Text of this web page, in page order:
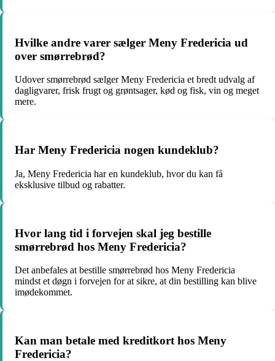
Hvilke andre varer sælger Meny Fredericia ud
over smørrebrød?
Udover smørrebrød sælger Meny Fredericia et bredt udvalg af
dagligvarer, frisk frugt og grøntsager, kød og fisk, vin og meget
mere.
Har Meny Fredericia nogen kundeklub?
Ja, Meny Fredericia har en kundeklub, hvor du kan få
eksklusive tilbud og rabatter.
Hvor lang tid i forvejen skal jeg bestille
smørrebrød hos Meny Fredericia?
Det anbefales at bestille smørrebrød hos Meny Fredericia
mindst et døgn i forvejen for at sikre, at din bestilling kan blive
imødekommet.
Kan man betale med kreditkort hos Meny
Fredericia?